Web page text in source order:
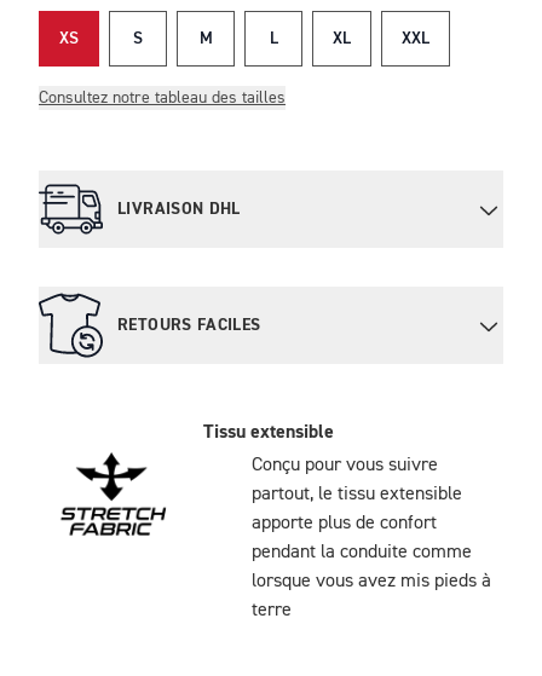
XS S M L XL XXL
Consultez notre tableau des tailles
LIVRAISON DHL
RETOURS FACILES
Tissu extensible
Conçu pour vous suivre
partout, le tissu extensible
apporte plus de confort
pendant la conduite comme
lorsque vous avez mis pieds à
terre